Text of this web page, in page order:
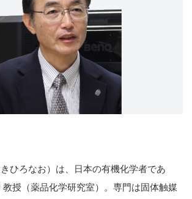
ひろなお）は、日本の有機化学者であ
教授（薬品化学研究室）。専門は固体触媒